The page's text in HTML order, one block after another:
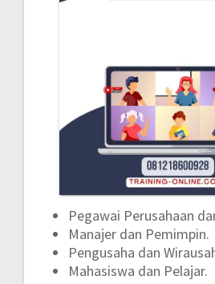
Pegawai Perusahaan
Manajer dan Pemimpin.
Pengusaha dan
Mahasiswa dan Pelajar.